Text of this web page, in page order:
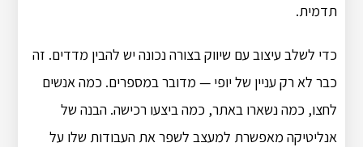
תדמית.
כדי לשלב עיצוב עם שיווק בצורה נכונה יש להבין מדדים. זה
כבר לא רק עניין של יופי — מדובר במספרים. כמה אנשים
לחצו, כמה נשארו באתר, כמה ביצעו רכישה. הבנה של
אנליטיקה מאפשרת למעצב לשפר את העבודות שלו על